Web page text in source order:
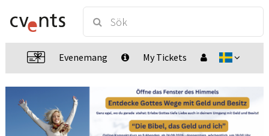
Evenemang My Tickets